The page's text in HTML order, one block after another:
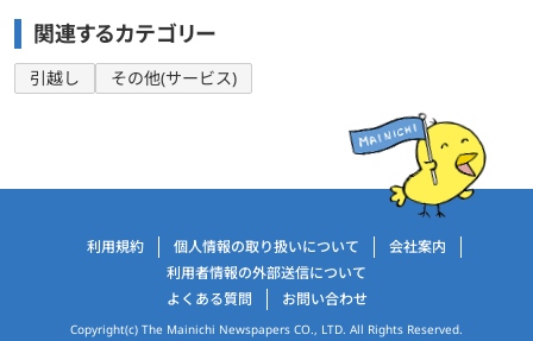
関連するカテゴリー
引越し その他(サービス)
運営会社情報利用規約 個人情報の取り扱いについて
会社案内
利用者情報の外部送信について
よくある質問
お問い合わせ
Copyright(c) The Mainichi Newspapers CO., LTD. All Rights Reserved.